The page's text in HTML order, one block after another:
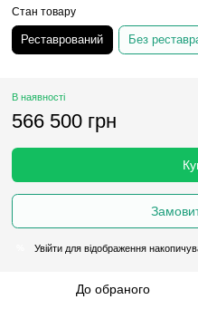
Стан товару
Без